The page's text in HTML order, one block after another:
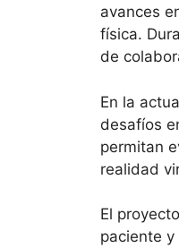
avances
física.
de
En la
desafíos
permitan
realidad
El
paciente